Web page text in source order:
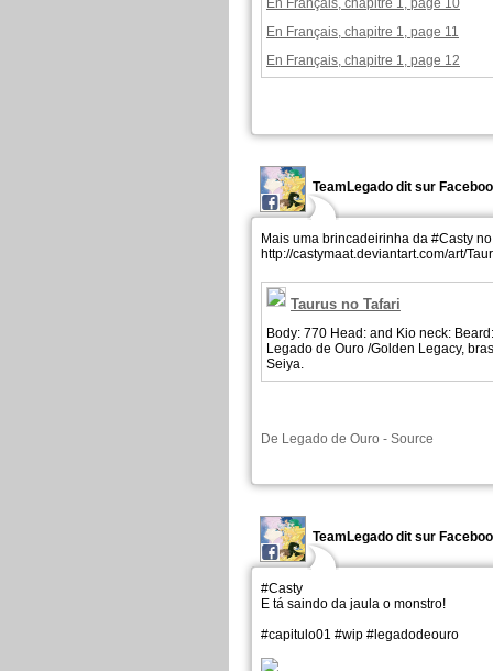
En Français, chapitre 1, page 10
En Français, chapitre 1, page 11
En Français, chapitre 1, page 12
TeamLegado dit sur
Mais uma brincadeirinha da #Casty
http://castymaat.deviantart.com/art/
Taurus no Tafari
Body: 770 Head: and Kio neck:
Legado de Ouro /Golden Legacy,
Seiya.
De Legado de Ouro - Source
TeamLegado dit sur
#Casty
E tá saindo da jaula o monstro!
#capitulo01 #wip #legadodeouro